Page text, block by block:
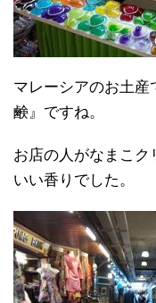
マレーシアのお土産
鹸』ですね。
お店の人がなまこク
いい香りでした。